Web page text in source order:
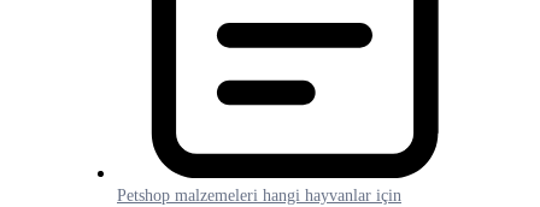
Petshop malzemeleri hangi hayvanlar için